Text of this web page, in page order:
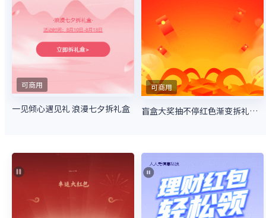
可商用
一见倾心遇见礼 浪漫七夕拆礼盒
可商用
盲盒大奖抽不停红色渐变拆礼盒活动